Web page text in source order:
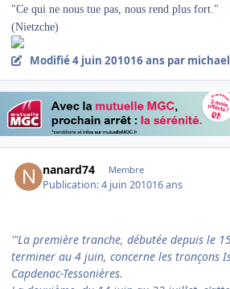
"Ce qui ne nous tue pas, nous rend plus fort."
(Nietzche)
Modifié4 juin 201016 ans par
nanard74 Membre
Publication:4 juin 201016 ans
'"La première tranche, débutée depuis le
terminer au 4 juin, concerne les tronçons
Capdenac-Tessonières.